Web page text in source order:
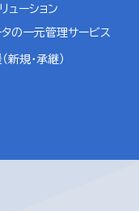
ューション
の一元管理サービス
新規・承継）